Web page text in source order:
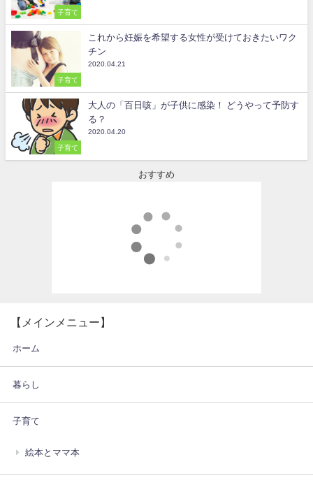
子育て
子育て
これから妊娠を希望する女性が受けておきたいワク
チン
2020.04.21
子育て
大人の「百日咳」が子供に感染！ どうやって予防す
る？
2020.04.20
おすすめ
【メインメニュー】
ホーム
暮らし
子育て
絵本とママ本